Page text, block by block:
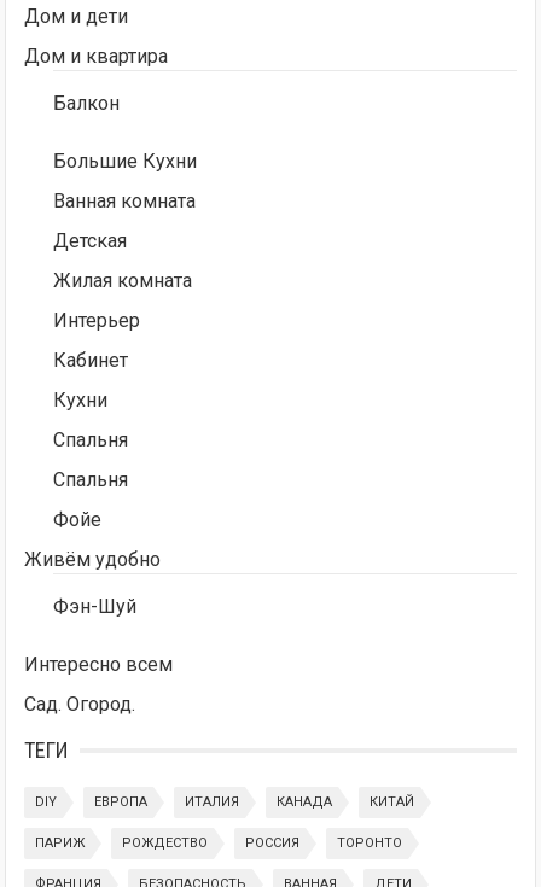
Дом и дети
Дом и квартира
Балкон
Большие Кухни
Ванная комната
Детская
Жилая комната
Интерьер
Кабинет
Кухни
Спальня
Спальня
Фойе
Живём удобно
Фэн-Шуй
Интересно всем
Сад. Огород.
ТЕГИ
DIY ЕВРОПА ИТАЛИЯ КАНАДА КИТАЙ
ПАРИЖ РОЖДЕСТВО РОССИЯ ТОРОНТО